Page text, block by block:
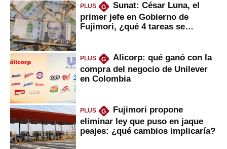
PLUS G
Sunat: César Luna, el
primer jefe en Gobierno de
Fujimori, ¿qué 4 tareas se
PLUS G
Alicorp: qué ganó con la
compra del negocio de Unilever
en Colombia
PLUS G
Fujimori propone
eliminar ley que puso en jaque
peajes: ¿qué cambios implicaría?